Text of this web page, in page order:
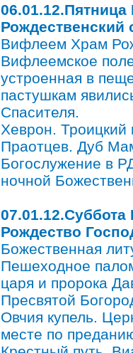
Рождественский
Вифлеем Храм
Вифлеемское
устроенная в
пастушкам
Спасителя.
Хеврон.
Праотцев. Дуб
Богослужение в
ночной
Рождество
Божественная
Пешеходное
царя и пророка
Пресвятой
Овчия купель.
месте по